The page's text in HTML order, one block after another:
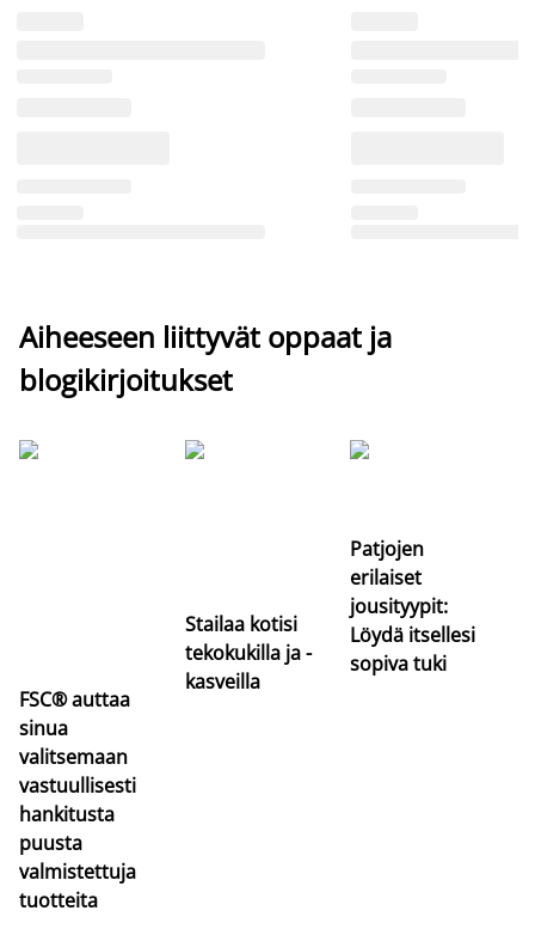
Aiheeseen liittyvät oppaat ja
blogikirjoitukset
FSC® auttaa
sinua
valitsemaan
vastuullisesti
hankitusta
puusta
valmistettuja
tuotteita
Stailaa kotisi
tekokukilla ja -
kasveilla
Patjojen
erilaiset
jousityypit:
Löydä itsellesi
sopiva tuki